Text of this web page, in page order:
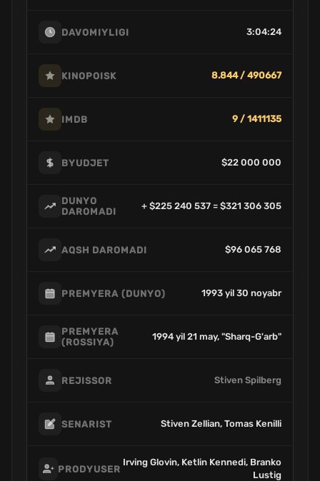
DAVOMIYLIGI 3:04:24
KINOPOISK 8.844 / 490667
IMDB 9 / 1411135
BYUDJET $22 000 000
DUNYO
DAROMADI
+ $225 240 537 = $321 306 305
AQSH DAROMADI $96 065 768
PREMYERA (DUNYO) 1993 yil 30 noyabr
PREMYERA
(ROSSIYA)
1994 yil 21 may, "Sharq-G'arb"
REJISSOR Stiven Spilberg
SENARIST Stiven Zellian, Tomas Kenilli
PRODYUSER
Irving Glovin, Ketlin Kennedi, Branko
Lustig